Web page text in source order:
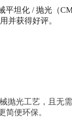
坦化 / 抛光（
并获得好评。
抛光工艺，且无
简便环保。